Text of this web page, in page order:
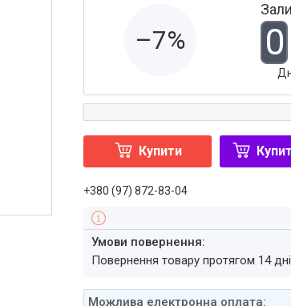
–7% 0
Купити
+380 (97) 872-83-04
повернення товару протягом 14